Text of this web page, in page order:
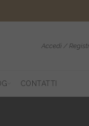
Accedi /
CONTATTI